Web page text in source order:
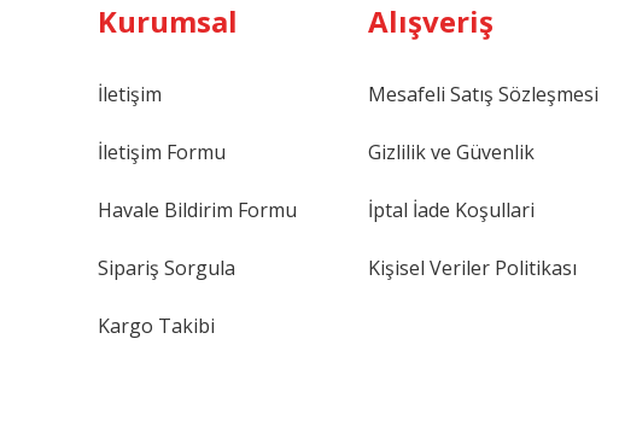
Kurumsal
İletişim
İletişim Formu
Havale Bildirim Formu
Sipariş Sorgula
Kargo Takibi
Alışveriş
Mesafeli Satış Sözleşmesi
Gizlilik ve Güvenlik
İptal İade Koşullari
Kişisel Veriler Politikası